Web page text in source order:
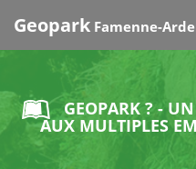
Geopark Famenne-
GEOPARK ? -
AUX MULTIPLES